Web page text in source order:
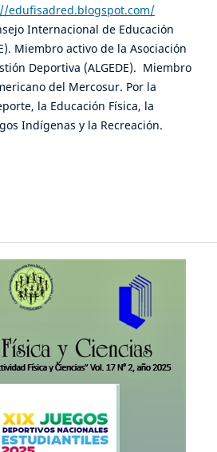
edufisadred.blogspot.com/
Internacional de Educación
Miembro activo de la Asociación
Deportiva (ALGEDE). Miembro
del Mercosur. Por la
la Educación Física, la
Indígenas y la Recreación.